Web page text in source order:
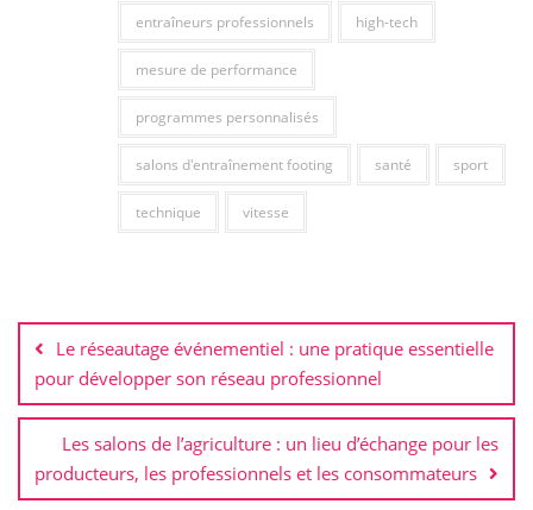
entraîneurs professionnels high-tech
mesure de performance
programmes personnalisés
salons d'entraînement footing santé sport
technique vitesse
de
l’article
Le réseautage événementiel : une pratique essentielle
pour développer son réseau professionnel
Les salons de l’agriculture : un lieu d’échange pour les
producteurs, les professionnels et les consommateurs